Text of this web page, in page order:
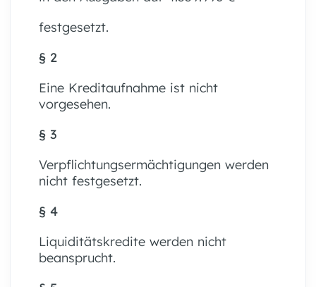
festgesetzt.
§ 2
Eine Kreditaufnahme ist nicht
vorgesehen.
§ 3
Verpflichtungsermächtigungen werden
nicht festgesetzt.
§ 4
Liquiditätskredite werden nicht
beansprucht.